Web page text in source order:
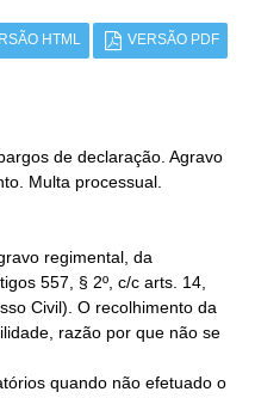
HTML VERSÃO PDF
de declaração. Agravo
regimental, da